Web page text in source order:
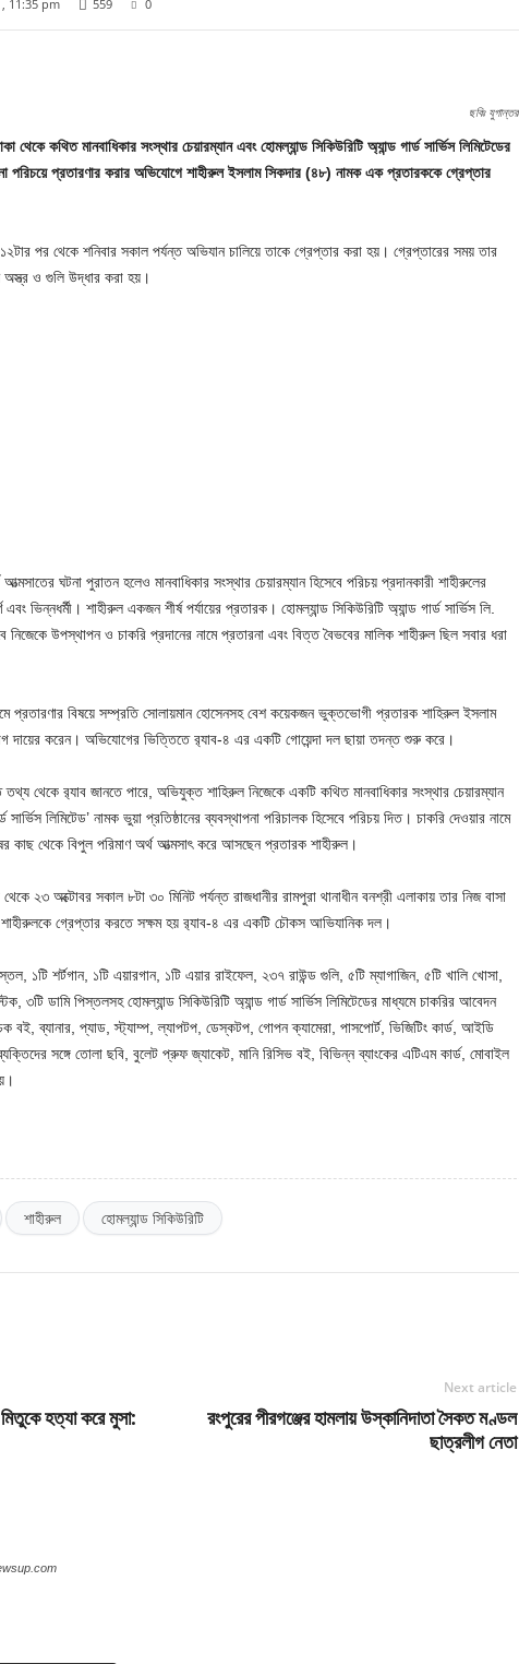
11:35 pm 559 0
ছবিঃ যুগান্তর
থেকে কথিত মানবাধিকার সংস্থার চেয়ারম্যান এবং হোমল্যান্ড সিকিউরিটি অ্যান্ড গার্ড সার্ভিস লিমিটেডের
পরিচয়ে প্রতারণার করার অভিযোগে শাহীরুল ইসলাম সিকদার (৪৮) নামক এক প্রতারককে গ্রেপ্তার
পর থেকে শনিবার সকাল পর্যন্ত অভিযান চালিয়ে তাকে গ্রেপ্তার করা হয়। গ্রেপ্তারের সময় তার
অস্ত্র ও গুলি উদ্ধার করা হয়।
ঘটনা পুরাতন হলেও মানবাধিকার সংস্থার চেয়ারম্যান হিসেবে পরিচয় প্রদানকারী শাহীরুলের
এবং ভিন্নধর্মী। শাহীরুল একজন শীর্ষ পর্যায়ের প্রতারক। হোমল্যান্ড সিকিউরিটি অ্যান্ড গার্ড সার্ভিস লি.
নিজেকে উপস্থাপন ও চাকরি প্রদানের নামে প্রতারনা এবং বিত্ত বৈভবের মালিক শাহীরুল ছিল সবার ধরা
প্রতারণার বিষয়ে সম্প্রতি সোলায়মান হোসেনসহ বেশ কয়েকজন ভুক্তভোগী প্রতারক শাহিরুল ইসলাম
দায়ের করেন। অভিযোগের ভিত্তিতে র‌্যাব-৪ এর একটি গোয়েন্দা দল ছায়া তদন্ত শুরু করে।
থেকে র‌্যাব জানতে পারে, অভিযুক্ত শাহিরুল নিজেকে একটি কথিত মানবাধিকার সংস্থার চেয়ারম্যান
সার্ভিস লিমিটেড’ নামক ভুয়া প্রতিষ্ঠানের ব্যবস্থাপনা পরিচালক হিসেবে পরিচয় দিত। চাকরি দেওয়ার নামে
কাছ থেকে বিপুল পরিমাণ অর্থ আত্মসাৎ করে আসছেন প্রতারক শাহীরুল।
২৩ অক্টোবর সকাল ৮টা ৩০ মিনিট পর্যন্ত রাজধানীর রামপুরা থানাধীন বনশ্রী এলাকায় তার নিজ বাসা
শাহীরুলকে গ্রেপ্তার করতে সক্ষম হয় র‌্যাব-৪ এর একটি চৌকস আভিযানিক দল।
১টি শর্টগান, ১টি এয়ারগান, ১টি এয়ার রাইফেল, ২৩৭ রাউন্ড গুলি, ৫টি ম্যাগাজিন, ৫টি খালি খোসা,
৩টি ডামি পিস্তলসহ হোমল্যান্ড সিকিউরিটি অ্যান্ড গার্ড সার্ভিস লিমিটেডের মাধ্যমে চাকরির আবেদন
বই, ব্যানার, প্যাড, স্ট্যাম্প, ল্যাপটপ, ডেস্কটপ, গোপন ক্যামেরা, পাসপোর্ট, ভিজিটিং কার্ড, আইডি
সঙ্গে তোলা ছবি, বুলেট প্রুফ জ্যাকেট, মানি রিসিভ বই, বিভিন্ন ব্যাংকের এটিএম কার্ড, মোবাইল
শাহীরুল হোমল্যান্ড সিকিউরিটি
মিতুকে হত্যা করে মুসা:
Next article
রংপুরের পীরগঞ্জের হামলায় উস্কানিদাতা সৈকত মণ্ডল
ছাত্রলীগ নেতা